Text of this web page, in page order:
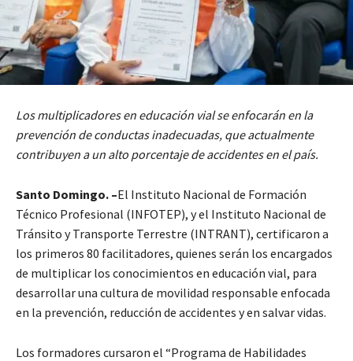
Los multiplicadores en educación vial se enfocarán en la
prevención de conductas inadecuadas, que actualmente
contribuyen a un alto porcentaje de accidentes en el país.
Santo Domingo. –El Instituto Nacional de Formación
Técnico Profesional (INFOTEP), y el Instituto Nacional de
Tránsito y Transporte Terrestre (INTRANT), certificaron a
los primeros 80 facilitadores, quienes serán los encargados
de multiplicar los conocimientos en educación vial, para
desarrollar una cultura de movilidad responsable enfocada
en la prevención, reducción de accidentes y en salvar vidas.
Los formadores cursaron el “Programa de Habilidades